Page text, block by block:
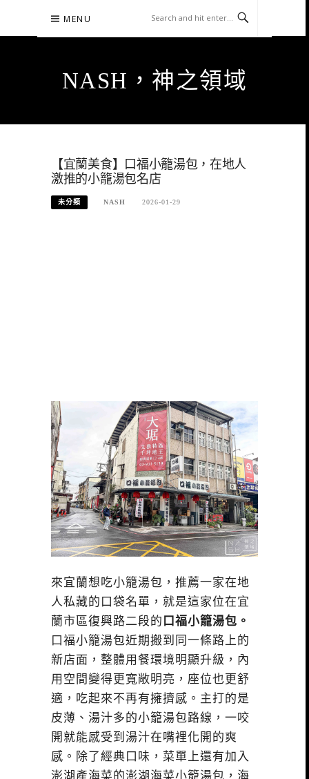
content
MENU
NASH，神之領域
【宜蘭美食】口福小籠湯包，在地人
激推的小籠湯包名店
未分類 NASH 2026-01-29
來宜蘭想吃小籠湯包，推薦一家在地
人私藏的口袋名單，就是這家位在宜
蘭市區復興路二段的 口福小籠湯包。
口福小籠湯包近期搬到同一條路上的
新店面，整體用餐環境明顯升級，內
用空間變得更寬敞明亮，座位也更舒
適，吃起來不再有擁擠感。主打的是
皮薄、湯汁多的小籠湯包路線，一咬
開就能感受到湯汁在嘴裡化開的爽
感。除了經典口味，菜單上還有加入
澎湖產海菜的澎湖海菜小籠湯包，海